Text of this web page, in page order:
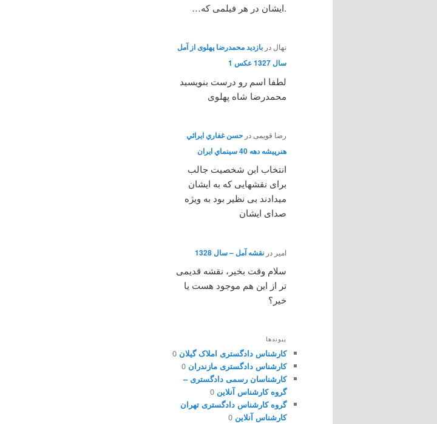
.ایشان در هر فیلمی که…
نهال در بازدید محمدرضا پهلوی از آمل
سال 1327 عکس 1
لطفا اسم رو درست بنویسید
محمدرضا شاه پهلوی
رضا قویمی در حسن غفاري ايرائي
هنرپيشه دهه 40 سينماي ايران
انتخاب ابن شخصیت جالب
برای نقشهایی که به ایشان
میدادند بی نظیر بود به ویژه
صدای ایشان
امیر در نقشه آمل – سال 1328
سلام وقت بخیر، نقشه قدیمی
تر از این هم موجود هست یا
خیر؟
پیوندها
کارشناس دادگستری املاک گیلان
کارشناس دادگستری مازندران
کارشناسان رسمی دادگستری –
گروه کارشناس آنلاین
گروه کارشناس دادگستری تهران
کارشناس آنلاین